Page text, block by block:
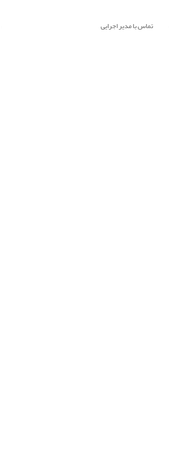
تماس با مدیر اجرایی